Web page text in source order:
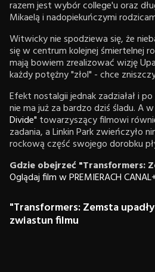
razem jest wybór college'u oraz
Mikaelą i nadopiekuńczymi
Witwicky nie spodziewa się, że
się w centrum kolejnej śmiertelnej
mają bowiem zrealizować wizję
każdy potężny "złol" - chce
Efekt nostalgii jednak zadziałał i
nie ma już za bardzo dziś śladu. A
Divide" towarzyszący filmowi
zadania, a Linkin Park zwieńczyło
rockową część swojego dorobku
Gdzie obejrzeć "Transformers:
Oglądaj film w PREMIERACH
"Transformers: Zemsta
zwiastun filmu